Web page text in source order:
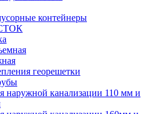
контейнеры
георешетки
канализации 110 мм и